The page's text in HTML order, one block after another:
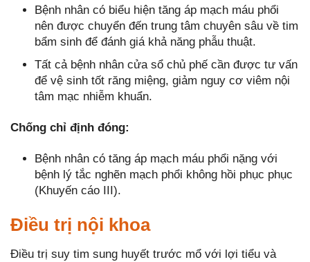
Bệnh nhân có biểu hiện tăng áp mạch máu phổi
nên được chuyển đến trung tâm chuyên sâu về tim
bẩm sinh để đánh giá khả năng phẫu thuật.
Tất cả bệnh nhân cửa sổ chủ phế cần được tư vấn
để vệ sinh tốt răng miệng, giảm nguy cơ viêm nội
tâm mạc nhiễm khuẩn.
Chống chỉ định đóng:
Bệnh nhân có tăng áp mạch máu phổi nặng với
bệnh lý tắc nghẽn mạch phổi không hồi phục phục
(Khuyến cáo III).
Điều trị nội khoa
Điều trị suy tim sung huyết trước mổ với lợi tiểu và